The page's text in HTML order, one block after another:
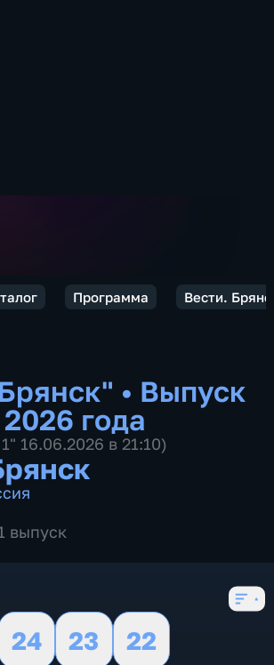
Программа Вести.
• Выпуск
года
16.06.2026 в 21:10)
выпуск
24 23
22